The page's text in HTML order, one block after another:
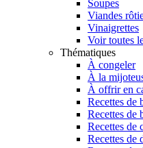
Soupes
Viandes
Vinaigrettes
Voir toutes
Thématiques
À congeler
À la
À offrir en
Recettes de
Recettes de
Recettes de
Recettes de